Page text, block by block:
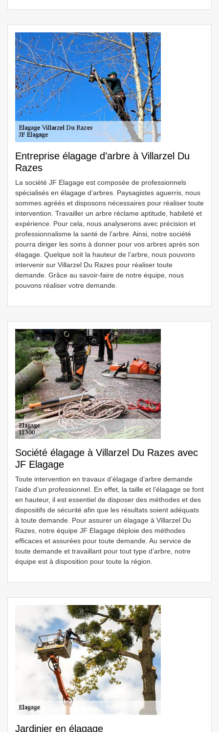
Entreprise élagage d’arbre à Villarzel Du
Razes
La société JF Elagage est composée de professionnels
spécialisés en élagage d’arbres. Paysagistes aguerris, nous
sommes agréés et disposons nécessaires pour réaliser toute
intervention. Travailler un arbre réclame aptitude, habileté et
expérience. Pour cela, nous analyserons avec précision et
professionnalisme la santé de l’arbre. Ainsi, notre société
pourra diriger les soins à donner pour vos arbres après son
élagage. Quelque soit la hauteur de l’arbre, nous pouvons
intervenir sur Villarzel Du Razes pour réaliser toute
demande. Grâce au savoir-faire de notre équipe, nous
pouvons réaliser votre demande.
Société élagage à Villarzel Du Razes avec
JF Elagage
Toute intervention en travaux d’élagage d’arbre demande
l’aide d’un professionnel. En effet, la taille et l’élagage se font
en hauteur, il est essentiel de disposer des méthodes et des
dispositifs de sécurité afin que les résultats soient adéquats
à toute demande. Pour assurer un élagage à Villarzel Du
Razes, notre équipe JF Elagage déploie des méthodes
efficaces et assurées pour toute demande. Au service de
toute demande et travaillant pour tout type d’arbre, notre
équipe est à disposition pour toute la région.
Jardinier en élagage